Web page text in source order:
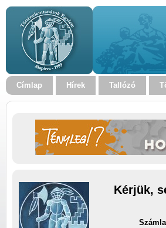
Címlap Hírek Tallózó
Kérjük,